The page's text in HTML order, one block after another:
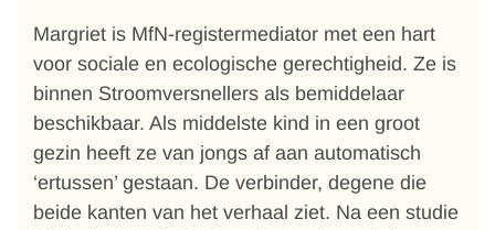
Margriet is MfN-registermediator met een hart
voor sociale en ecologische gerechtigheid. Ze is
binnen Stroomversnellers als bemiddelaar
beschikbaar. Als middelste kind in een groot
gezin heeft ze van jongs af aan automatisch
‘ertussen’ gestaan. De verbinder, degene die
beide kanten van het verhaal ziet. Na een studie